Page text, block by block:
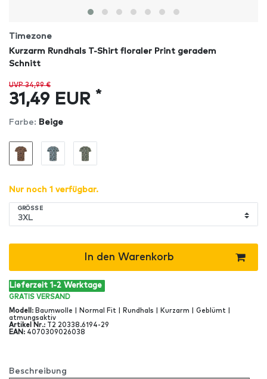
Timezone
Kurzarm Rundhals T-Shirt floraler Print geradem
Schnitt
UVP 34,99 €
31,49 EUR *
Farbe: Beige
Nur noch 1 verfügbar.
GRÖSSE
In den Warenkorb
Lieferzeit 1-2 Werktage
GRATIS VERSAND
Modell : Baumwolle | Normal Fit | Rundhals | Kurzarm | Geblümt |
atmungsaktiv
Artikel Nr.: T2 20338.6194-29
EAN : 4070309026038
Beschreibung